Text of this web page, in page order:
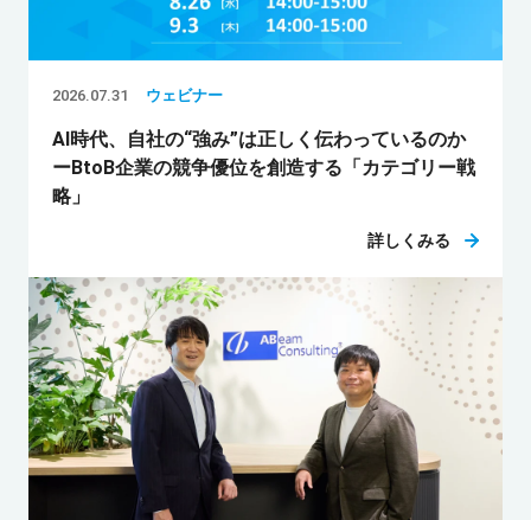
2026.07.31 ウェビナー
AI時代、自社の“強み”は正しく伝わっているのか
ーBtoB企業の競争優位を創造する「カテゴリー戦
略」
詳しくみる